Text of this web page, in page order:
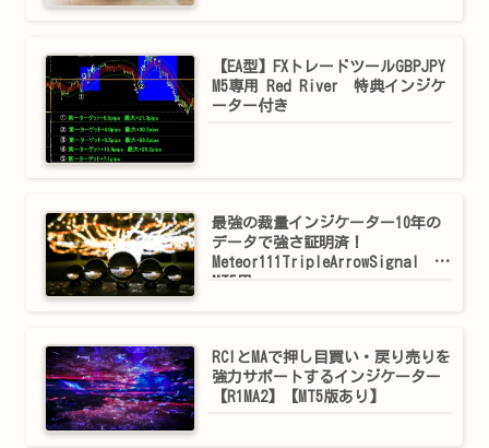
【EA型】FXトレードツールGBPJPY
M5専用 Red River 特典インジケ
ーター付き
最強の裁量インジケーター10年の
データで強さ証明済！
Meteor111TripleArrowSignal
MT5用
RCIとMAで押し目買い・戻り売りを
強力サポートするインジケーター
【R1MA2】【MT5版あり】